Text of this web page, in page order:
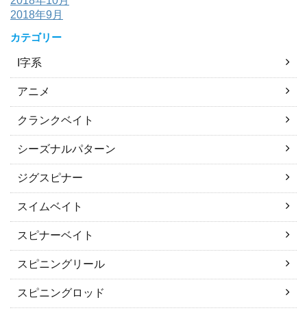
2018年9月
カテゴリー
I字系
アニメ
クランクベイト
シーズナルパターン
ジグスピナー
スイムベイト
スピナーベイト
スピニングリール
スピニングロッド